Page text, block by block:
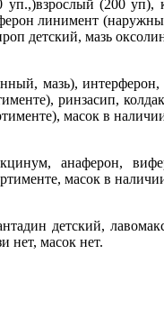
уп.,)взрослый (200
линимент
детский, мазь
мазь),
ринзасип,
масок в
анаферон,
масок в
детский,
нет, масок нет.